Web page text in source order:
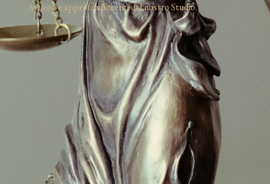
Articoli e approfondimenti dal nostro Studio.